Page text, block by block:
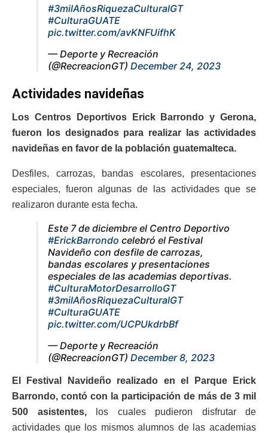
#3milAñosRiquezaCulturalGT
#CulturaGUATE
pic.twitter.com/avKNFUifhK
— Deporte y Recreación
(@RecreacionGT) December 24, 2023
Actividades navideñas
Los Centros Deportivos Erick Barrondo y Gerona,
fueron los designados para realizar las actividades
navideñas en favor de la población guatemalteca.
Desfiles, carrozas, bandas escolares, presentaciones
especiales, fueron algunas de las actividades que se
realizaron durante esta fecha.
Este 7 de diciembre el Centro Deportivo
#ErickBarrondo celebró el Festival
Navideño con desfile de carrozas,
bandas escolares y presentaciones
especiales de las academias deportivas.
#CulturaMotorDesarrolloGT
#3milAñosRiquezaCulturalGT
#CulturaGUATE
pic.twitter.com/UCPUkdrbBf
— Deporte y Recreación
(@RecreacionGT) December 8, 2023
El Festival Navideño realizado en el Parque Erick
Barrondo, contó con la participación de más de 3 mil
500 asistentes,los cuales pudieron disfrutar de
actividades que los mismos alumnos de las academias